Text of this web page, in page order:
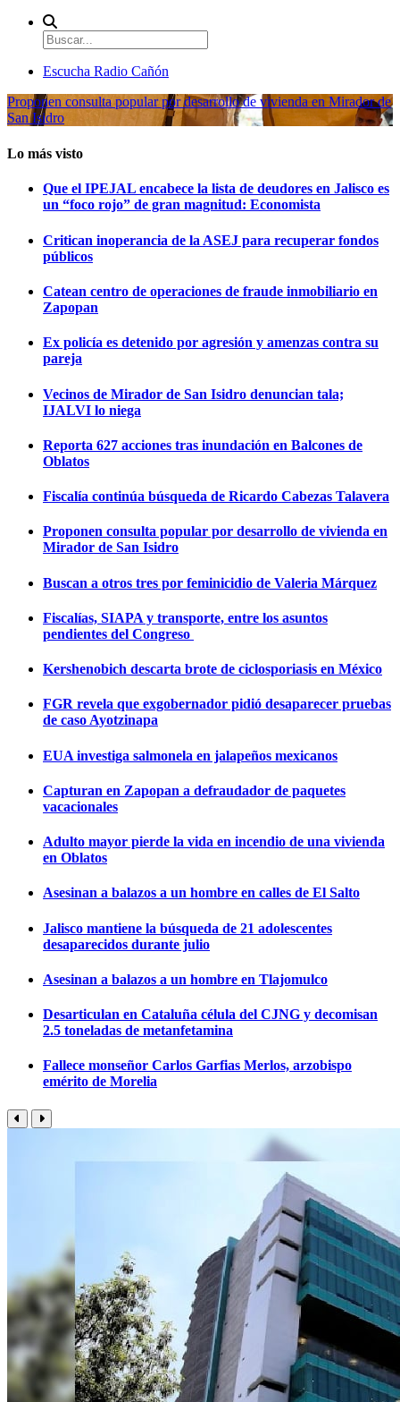
Escucha Radio Cañón
Proponen consulta popular por desarrollo de vivienda en Mirador de
San Isidro
Lo más visto
Que el IPEJAL encabece la lista de deudores en Jalisco es
un “foco rojo” de gran magnitud: Economista
Critican inoperancia de la ASEJ para recuperar fondos
públicos
Catean centro de operaciones de fraude inmobiliario en
Zapopan
Ex policía es detenido por agresión y amenzas contra su
pareja
Vecinos de Mirador de San Isidro denuncian tala;
IJALVI lo niega
Reporta 627 acciones tras inundación en Balcones de
Oblatos
Fiscalía continúa búsqueda de Ricardo Cabezas Talavera
Proponen consulta popular por desarrollo de vivienda en
Mirador de San Isidro
Buscan a otros tres por feminicidio de Valeria Márquez
Fiscalías, SIAPA y transporte, entre los asuntos
pendientes del Congreso
Kershenobich descarta brote de ciclosporiasis en México
FGR revela que exgobernador pidió desaparecer pruebas
de caso Ayotzinapa
EUA investiga salmonela en jalapeños mexicanos
Capturan en Zapopan a defraudador de paquetes
vacacionales
Adulto mayor pierde la vida en incendio de una vivienda
en Oblatos
Asesinan a balazos a un hombre en calles de El Salto
Jalisco mantiene la búsqueda de 21 adolescentes
desaparecidos durante julio
Asesinan a balazos a un hombre en Tlajomulco
Desarticulan en Cataluña célula del CJNG y decomisan
2.5 toneladas de metanfetamina
Fallece monseñor Carlos Garfias Merlos, arzobispo
emérito de Morelia